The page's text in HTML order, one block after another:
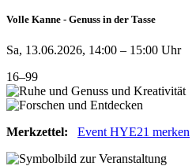
Volle Kanne - Genuss in der Tasse
Sa, 13.06.2026, 14:00 – 15:00 Uhr
16–99
Merkzettel: Event HYE21 merken